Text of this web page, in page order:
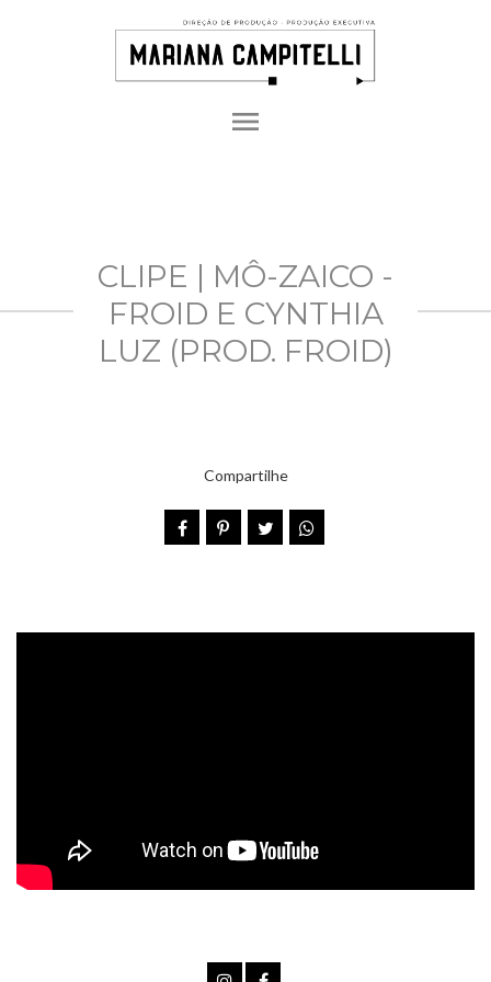
menu
CLIPE | MÔ-ZAICO -
FROID E CYNTHIA
LUZ (PROD. FROID)
Compartilhe